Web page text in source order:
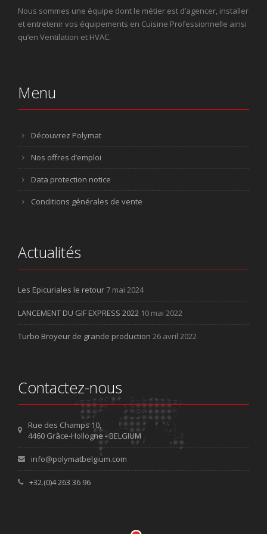
Nous sommes une équipe dont le métier est d’agencer, installer
et entretenir vos équipements en Cuisine Professionnelle ainsi
qu’en Ventilation et HVAC.
Menu
Découvrez Polymat
Nos offres d’emploi
Data protection notice
Conditions générales de vente
Actualités
Les Epicuriales le retour 7 mai 2024
LANCEMENT DU GIF EXPRESS 2022 10 mai 2022
Turbo Broyeur de grande production 26 avril 2022
Contactez-nous
Rue des Champs 10,
4460 Grâce-Hollogne - BELGIUM
info@polymatbelgium.com
+32.(0)4 263 36 96